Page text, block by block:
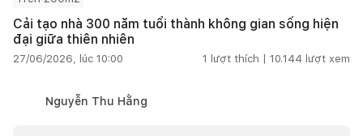
Cải tạo nhà 300 năm tuổi thành không gian sống hiện
đại giữa thiên nhiên
27/06/2026, lúc 10:00 1 lượt thích | 10.144 lượt xem
Nguyễn Thu Hằng